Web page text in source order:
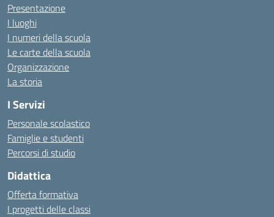
Presentazione
I luoghi
I numeri della scuola
Le carte della scuola
Organizzazione
La storia
I Servizi
Personale scolastico
Famiglie e studenti
Percorsi di studio
Didattica
Offerta formativa
I progetti delle classi